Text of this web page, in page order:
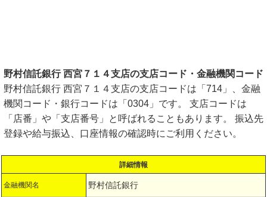
野村信託銀行 西宮７１４支店の支店コード・金融機関コード
野村信託銀行 西宮７１４支店の支店コードは「714」、金融
機関コード・銀行コードは「0304」です。 支店コードは
「店番」や「支店番号」と呼ばれることもあります。 振込先
登録や給与振込、口座情報の確認時にご利用ください。
詳細情報
金融機関名 野村信託銀行